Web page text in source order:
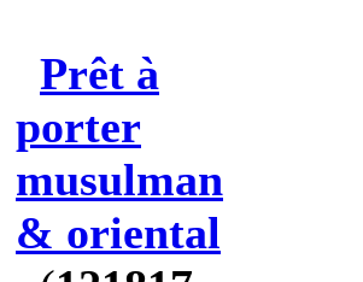
Prêt à
porter
musulman
& oriental